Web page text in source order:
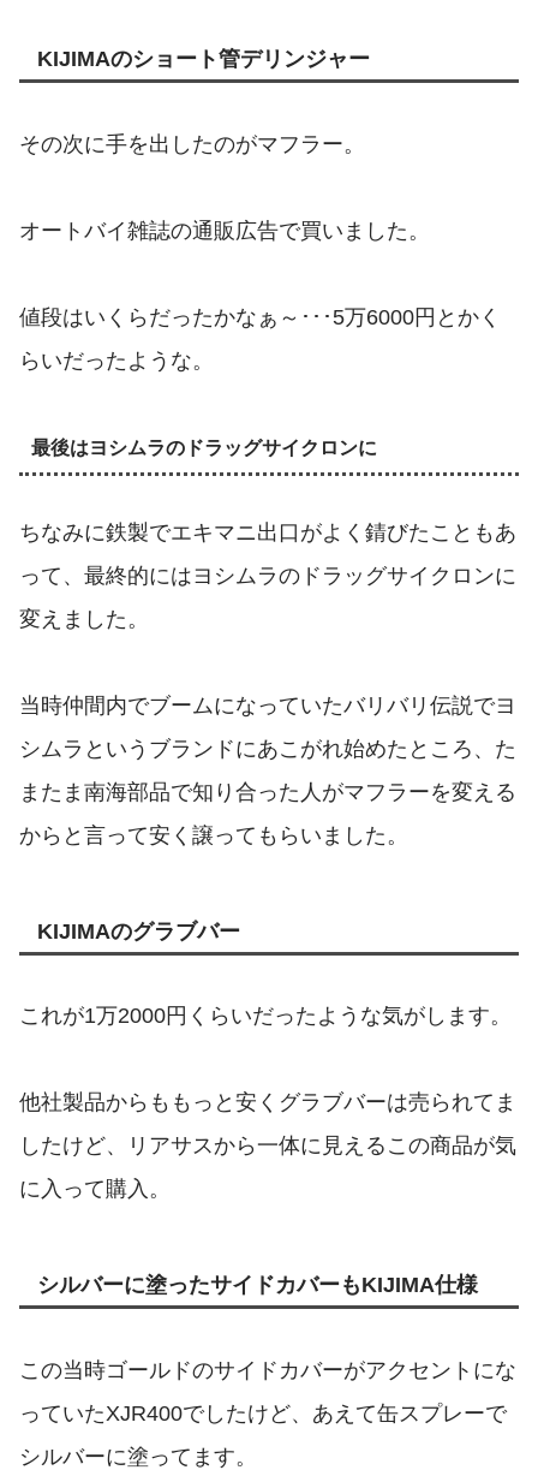
KIJIMAのショート管デリンジャー
その次に手を出したのがマフラー。
オートバイ雑誌の通販広告で買いました。
値段はいくらだったかなぁ～･･･5万6000円とかく
らいだったような。
最後はヨシムラのドラッグサイクロンに
ちなみに鉄製でエキマニ出口がよく錆びたこともあ
って、最終的にはヨシムラのドラッグサイクロンに
変えました。
当時仲間内でブームになっていたバリバリ伝説でヨ
シムラというブランドにあこがれ始めたところ、た
またま南海部品で知り合った人がマフラーを変える
からと言って安く譲ってもらいました。
KIJIMAのグラブバー
これが1万2000円くらいだったような気がします。
他社製品からももっと安くグラブバーは売られてま
したけど、リアサスから一体に見えるこの商品が気
に入って購入。
シルバーに塗ったサイドカバーもKIJIMA仕様
この当時ゴールドのサイドカバーがアクセントにな
っていたXJR400でしたけど、あえて缶スプレーで
シルバーに塗ってます。